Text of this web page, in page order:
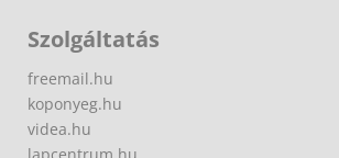
Szolgáltatás
freemail.hu
koponyeg.hu
videa.hu